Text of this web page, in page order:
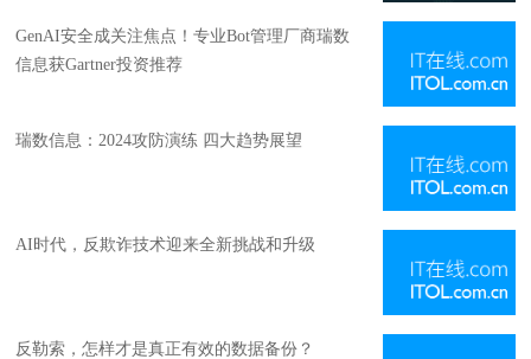
GenAI安全成关注焦点！专业Bot管理厂商瑞数
信息获Gartner投资推荐
瑞数信息：2024攻防演练 四大趋势展望
AI时代，反欺诈技术迎来全新挑战和升级
反勒索，怎样才是真正有效的数据备份？